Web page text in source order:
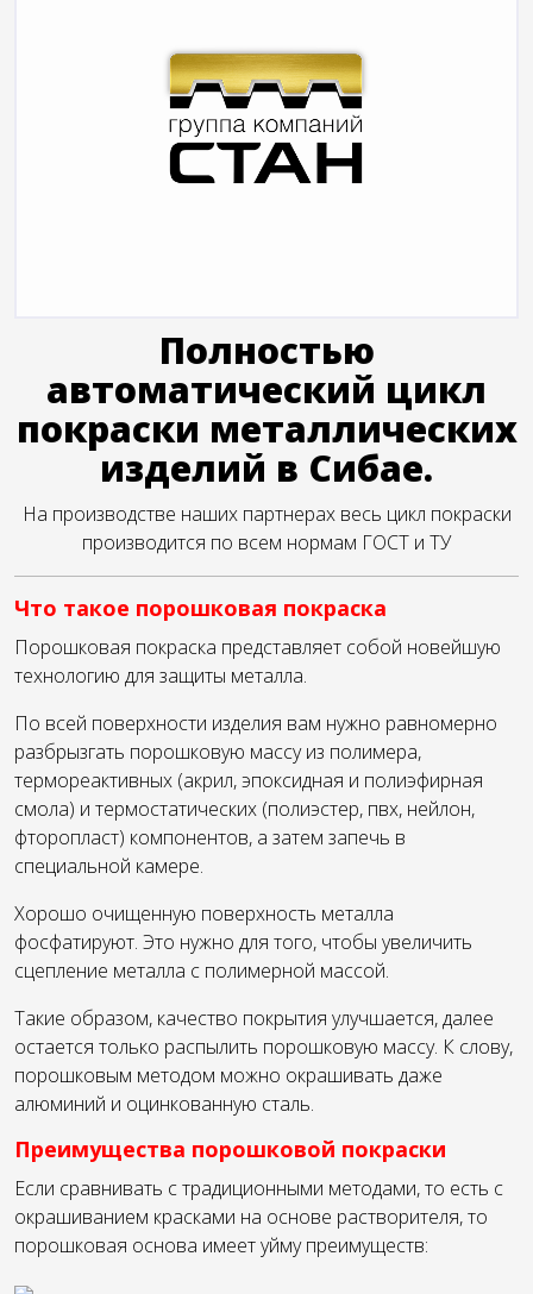
Полностью
автоматический цикл
покраски металлических
изделий в Сибае.
На производстве наших партнерах весь цикл покраски
производится по всем нормам ГОСТ и ТУ
Что такое порошковая покраска
Порошковая покраска представляет собой новейшую
технологию для защиты металла.
По всей поверхности изделия вам нужно равномерно
разбрызгать порошковую массу из полимера,
термореактивных (акрил, эпоксидная и полиэфирная
смола) и термостатических (полиэстер, пвх, нейлон,
фторопласт) компонентов, а затем запечь в
специальной камере.
Хорошо очищенную поверхность металла
фосфатируют. Это нужно для того, чтобы увеличить
сцепление металла с полимерной массой.
Такие образом, качество покрытия улучшается, далее
остается только распылить порошковую массу. К слову,
порошковым методом можно окрашивать даже
алюминий и оцинкованную сталь.
Преимущества порошковой покраски
Если сравнивать с традиционными методами, то есть с
окрашиванием красками на основе растворителя, то
порошковая основа имеет уйму преимуществ: